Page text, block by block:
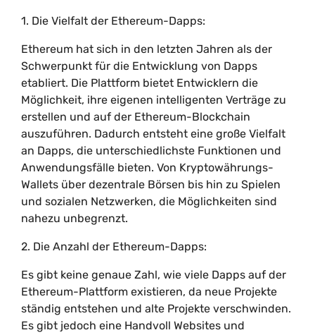
1. Die Vielfalt der Ethereum-Dapps:
Ethereum hat sich in den letzten Jahren als der
Schwerpunkt für die Entwicklung von Dapps
etabliert. Die Plattform bietet Entwicklern die
Möglichkeit, ihre eigenen intelligenten Verträge zu
erstellen und auf der Ethereum-Blockchain
auszuführen. Dadurch entsteht eine große Vielfalt
an Dapps, die unterschiedlichste Funktionen und
Anwendungsfälle bieten. Von Kryptowährungs-
Wallets über dezentrale Börsen bis hin zu Spielen
und sozialen Netzwerken, die Möglichkeiten sind
nahezu unbegrenzt.
2. Die Anzahl der Ethereum-Dapps:
Es gibt keine genaue Zahl, wie viele Dapps auf der
Ethereum-Plattform existieren, da neue Projekte
ständig entstehen und alte Projekte verschwinden.
Es gibt jedoch eine Handvoll Websites und